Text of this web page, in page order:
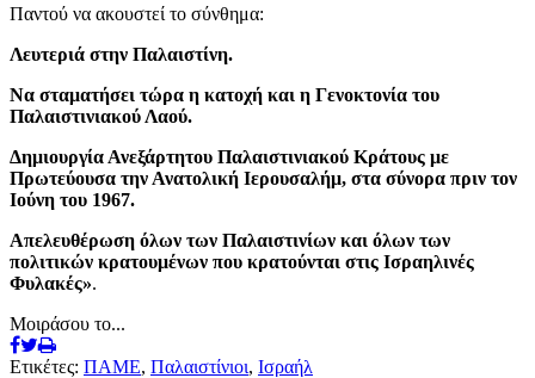
Παντού να ακουστεί το σύνθημα:
Λευτεριά στην Παλαιστίνη.
Να σταματήσει τώρα η κατοχή και η Γενοκτονία του
Παλαιστινιακού Λαού.
Δημιουργία Ανεξάρτητου Παλαιστινιακού Κράτους με
Πρωτεύουσα την Ανατολική Ιερουσαλήμ, στα σύνορα πριν τον
Ιούνη του 1967.
Απελευθέρωση όλων των Παλαιστινίων και όλων των
πολιτικών κρατουμένων που κρατούνται στις Ισραηλινές
Φυλακές».
Μοιράσου το...
Ετικέτες: ΠΑΜΕ, Παλαιστίνιοι, Ισραήλ